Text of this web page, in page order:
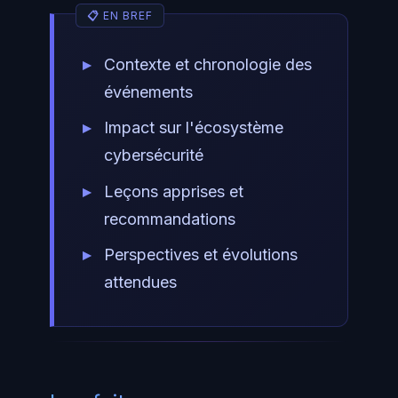
Contexte et chronologie des
événements
Impact sur l'écosystème
cybersécurité
Leçons apprises et
recommandations
Perspectives et évolutions
attendues